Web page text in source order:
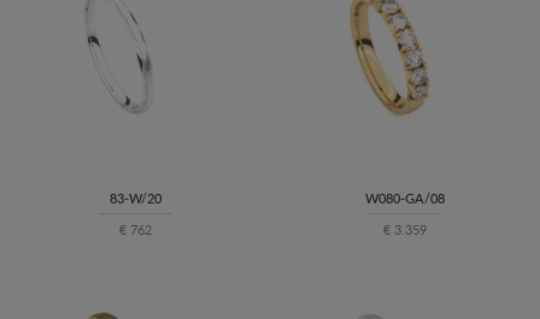
83-W/20
€ 762
W080-GA/08
€ 3.359